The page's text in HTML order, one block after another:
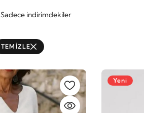
Sadece indirimdekiler
TEMİZLE
Yeni